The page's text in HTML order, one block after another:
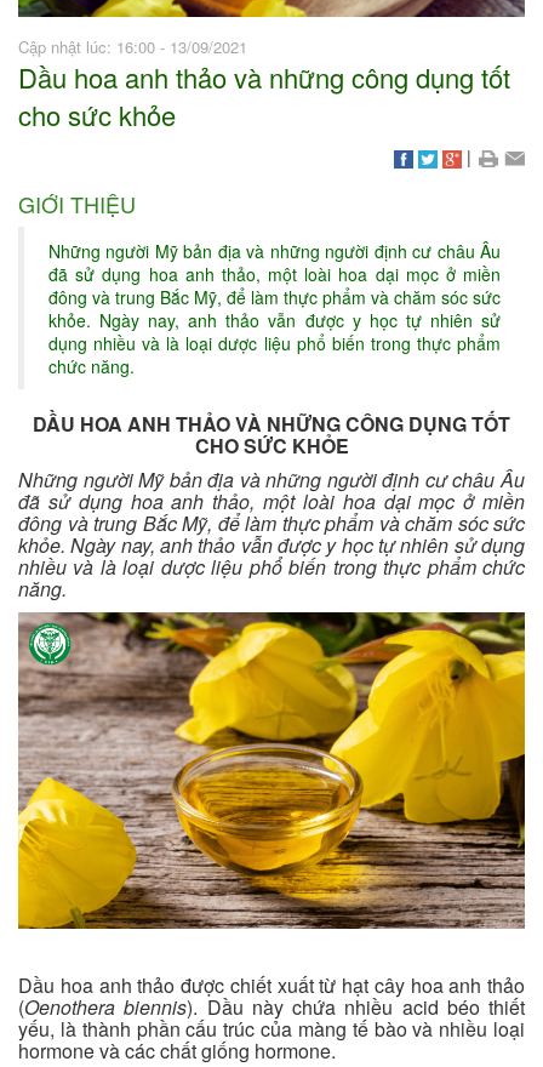
Cập nhật lúc: 16:00 - 13/09/2021
Dầu hoa anh thảo và những công dụng tốt
cho sức khỏe
|
GIỚI THIỆU
Những người Mỹ bản địa và những người định cư châu Âu
đã sử dụng hoa anh thảo, một loài hoa dại mọc ở miền
đông và trung Bắc Mỹ, để làm thực phẩm và chăm sóc sức
khỏe. Ngày nay, anh thảo vẫn được y học tự nhiên sử
dụng nhiều và là loại dược liệu phổ biến trong thực phẩm
chức năng.
DẦU HOA ANH THẢO VÀ NHỮNG CÔNG DỤNG TỐT
CHO SỨC KHỎE
Những người Mỹ bản địa và những người định cư châu Âu
đã sử dụng hoa anh thảo, một loài hoa dại mọc ở miền
đông và trung Bắc Mỹ, để làm thực phẩm và chăm sóc sức
khỏe. Ngày nay, anh thảo vẫn được y học tự nhiên sử dụng
nhiều và là loại dược liệu phổ biến trong thực phẩm chức
năng.
Dầu hoa anh thảo được chiết xuất từ hạt cây hoa anh thảo
(Oenothera biennis). Dầu này chứa nhiều acid béo thiết
yếu, là thành phần cấu trúc của màng tế bào và nhiều loại
hormone và các chất giống hormone.